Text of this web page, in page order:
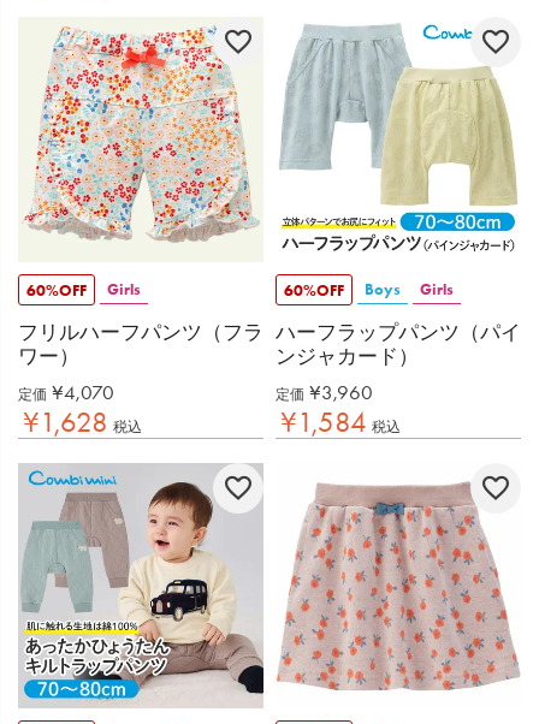
60%OFF Girls
フリルハーフパンツ（フラ
ワー）
定価 ¥4,070
¥1,628 税込
60%OFF Boys Girls
ハーフラップパンツ（パイ
ンジャカード）
定価 ¥3,960
¥1,584 税込